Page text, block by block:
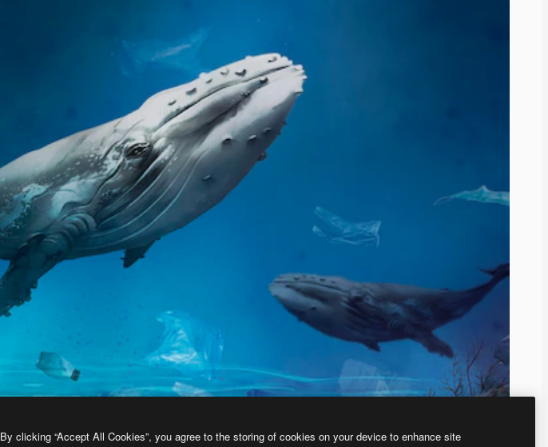
By clicking “Accept All Cookies”, you agree to the storing of cookies on your device to enhance site